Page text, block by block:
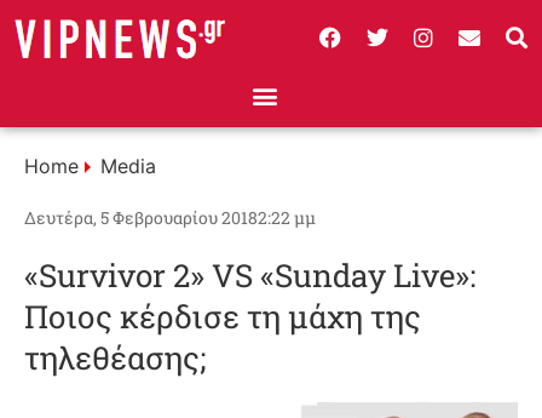
Home Media
Δευτέρα, 5 Φεβρουαρίου 20182:22 μμ
«Survivor 2» VS «Sunday Live»:
Ποιος κέρδισε τη μάχη της
τηλεθέασης;